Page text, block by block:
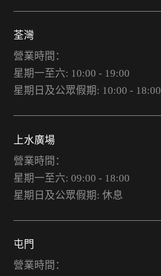
荃灣
營業時間：
星期一至六: 10:00 - 19:00
星期日及公眾假期: 10:00 - 18:00
上水廣場
營業時間：
星期一至六: 09:00 - 18:00
星期日及公眾假期: 休息
屯門
營業時間：